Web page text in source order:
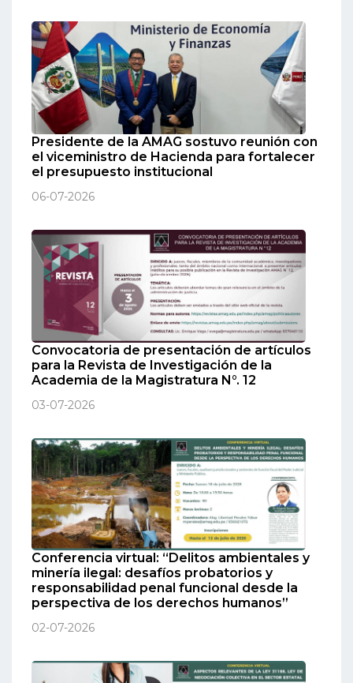
Presidente de la AMAG sostuvo reunión con
el viceministro de Hacienda para fortalecer
el presupuesto institucional
06-07-2026
Convocatoria de presentación de artículos
para la Revista de Investigación de la
Academia de la Magistratura N°. 12
03-07-2026
Conferencia virtual: “Delitos ambientales y
minería ilegal: desafíos probatorios y
responsabilidad penal funcional desde la
perspectiva de los derechos humanos”
02-07-2026